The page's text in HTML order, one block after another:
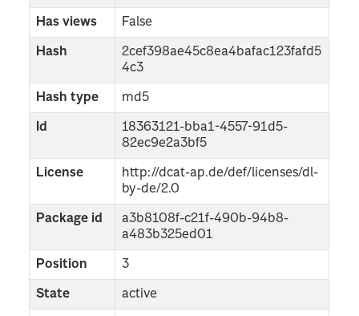
Has views False
Hash
2cef398ae45c8ea4bafac123fafd5
4c3
Hash type md5
Id
18363121-bba1-4557-91d5-
82ec9e2a3bf5
License
http://dcat-ap.de/def/licenses/dl-
by-de/2.0
Package id
a3b8108f-c21f-490b-94b8-
a483b325ed01
Position 3
State active